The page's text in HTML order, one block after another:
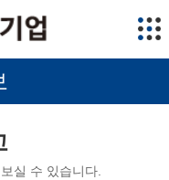
실 수 있습니다.